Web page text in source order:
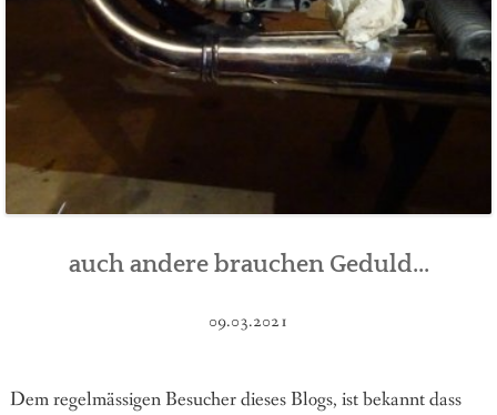
auch andere brauchen Geduld...
09.03.2021
Dem regelmässigen Besucher dieses Blogs, ist bekannt dass